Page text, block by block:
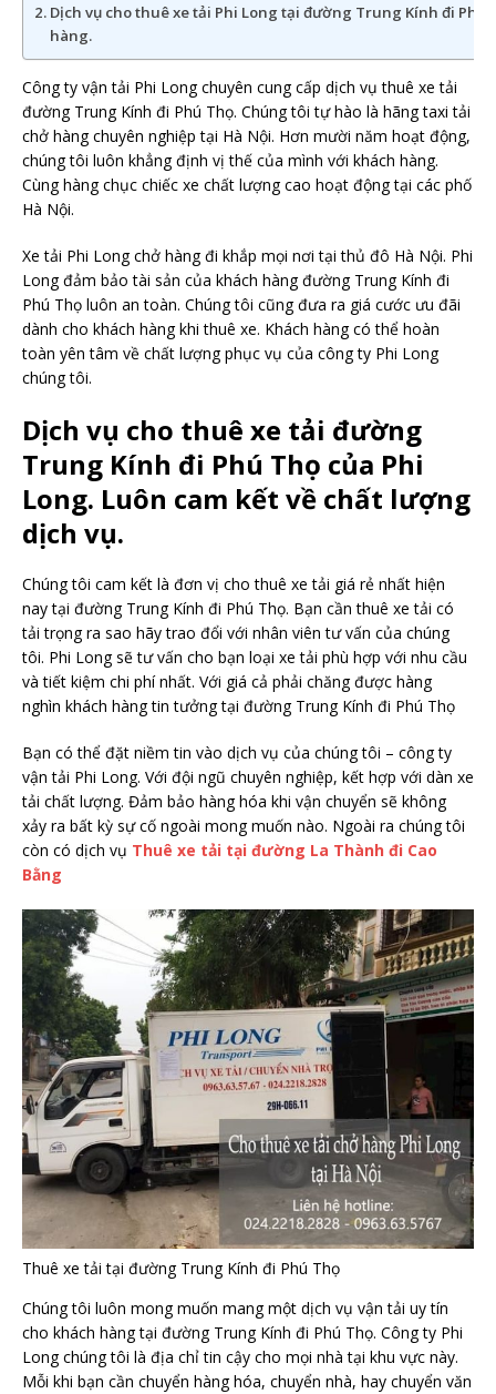
Dịch vụ cho thuê xe tải Phi Long tại đường Trung Kính đi
hàng.
Công ty vận tải Phi Long chuyên cung cấp dịch vụ thuê xe tải
đường Trung Kính đi Phú Thọ. Chúng tôi tự hào là hãng taxi tải
chở hàng chuyên nghiệp tại Hà Nội. Hơn mười năm hoạt động,
chúng tôi luôn khẳng định vị thế của mình với khách hàng.
Cùng hàng chục chiếc xe chất lượng cao hoạt động tại các phố
Hà Nội.
Xe tải Phi Long chở hàng đi khắp mọi nơi tại thủ đô Hà Nội. Phi
Long đảm bảo tài sản của khách hàng đường Trung Kính đi
Phú Thọ luôn an toàn. Chúng tôi cũng đưa ra giá cước ưu đãi
dành cho khách hàng khi thuê xe. Khách hàng có thể hoàn
toàn yên tâm về chất lượng phục vụ của công ty Phi Long
chúng tôi.
Dịch vụ cho thuê xe tải đường
Trung Kính đi Phú Thọ của Phi
Long. Luôn cam kết về chất lượng
dịch vụ.
Chúng tôi cam kết là đơn vị cho thuê xe tải giá rẻ nhất hiện
nay tại đường Trung Kính đi Phú Thọ. Bạn cần thuê xe tải có
tải trọng ra sao hãy trao đổi với nhân viên tư vấn của chúng
tôi. Phi Long sẽ tư vấn cho bạn loại xe tải phù hợp với nhu cầu
và tiết kiệm chi phí nhất. Với giá cả phải chăng được hàng
nghìn khách hàng tin tưởng tại đường Trung Kính đi Phú Thọ
Bạn có thể đặt niềm tin vào dịch vụ của chúng tôi – công ty
vận tải Phi Long. Với đội ngũ chuyên nghiệp, kết hợp với dàn xe
tải chất lượng. Đảm bảo hàng hóa khi vận chuyển sẽ không
xảy ra bất kỳ sự cố ngoài mong muốn nào. Ngoài ra chúng tôi
còn có dịch vụ Thuê xe tải tại đường La Thành đi Cao
Bằng
Thuê xe tải tại đường Trung Kính đi Phú Thọ
Chúng tôi luôn mong muốn mang một dịch vụ vận tải uy tín
cho khách hàng tại đường Trung Kính đi Phú Thọ. Công ty Phi
Long chúng tôi là địa chỉ tin cậy cho mọi nhà tại khu vực này.
Mỗi khi bạn cần chuyển hàng hóa, chuyển nhà, hay chuyển văn